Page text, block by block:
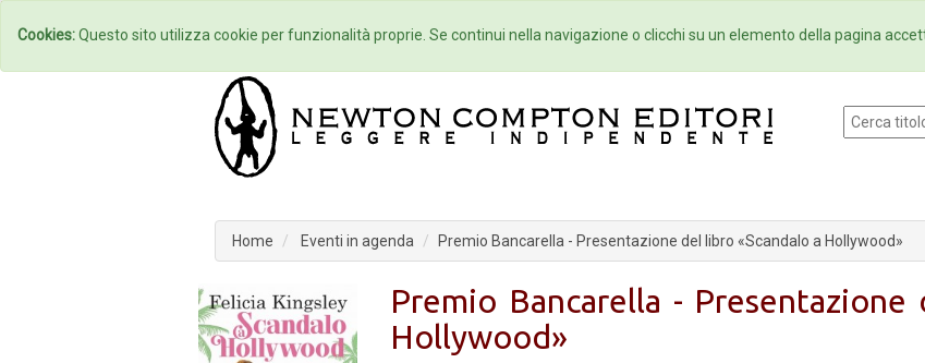
Home Autori Eventi Collane Newsletter
Home Eventi in agenda Premio Bancarella - Presentazione del libro «Scandalo a Hollywood»
Premio Bancarella - Presentazione
Hollywood»
Cookies:Questo sito utilizza cookie per funzionalità proprie. Se continui nella navigazione o clicchi su un elemento della pagina